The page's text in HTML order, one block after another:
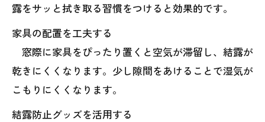
露をサッと拭き取る習慣をつけると効果的です。
家具の配置を工夫する
窓際に家具をぴったり置くと空気が滞留し、結露が
乾きにくくなります。少し隙間をあけることで湿気が
こもりにくくなります。
結露防止グッズを活用する